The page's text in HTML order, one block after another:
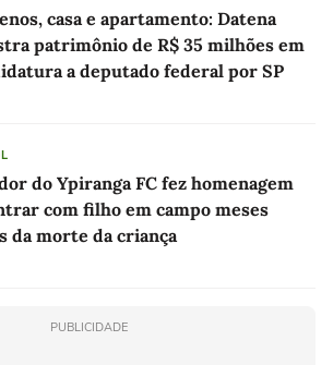
casa e apartamento: Datena
patrimônio de R$ 35 milhões em
a deputado federal por SP
do Ypiranga FC fez homenagem
com filho em campo meses
da morte da criança
PUBLICIDADE